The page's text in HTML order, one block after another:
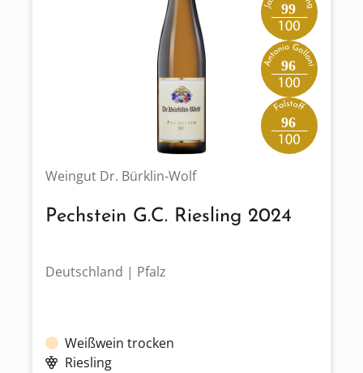
99
96
96
Weingut Dr. Bürklin-Wolf
Pechstein G.C. Riesling 2024
Deutschland | Pfalz
Weißwein trocken
Riesling